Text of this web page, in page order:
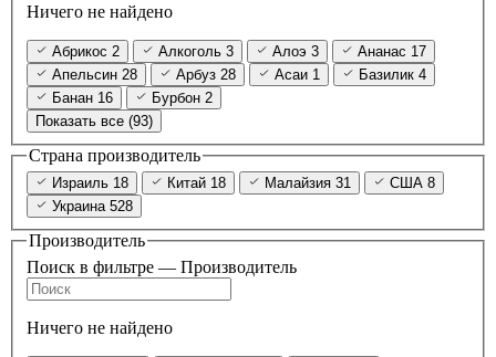
Ничего не найдено
Абрикос 2 Алкоголь 3 Алоэ 3 Ананас 17
Апельсин 28 Арбуз 28 Асаи 1 Базилик 4
Банан 16 Бурбон 2
Показать все (93)
Страна производитель
Израиль 18 Китай 18 Малайзия 31 США 8
Украина 528
Производитель
Поиск в фильтре — Производитель
Ничего не найдено